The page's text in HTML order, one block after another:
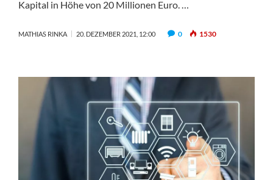
Kapital in Höhe von 20 Millionen Euro. …
MATHIAS RINKA 20. DEZEMBER 2021, 12:00 0 1530